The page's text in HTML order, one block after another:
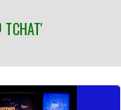
TCHAT'